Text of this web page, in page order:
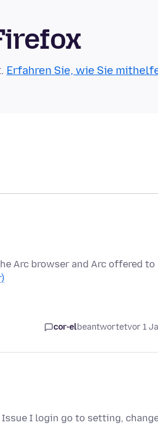
Erfahren Sie, wie Sie
Arc browser and Arc offered to
cor-elbeantwortetvor 1
I login go to setting,